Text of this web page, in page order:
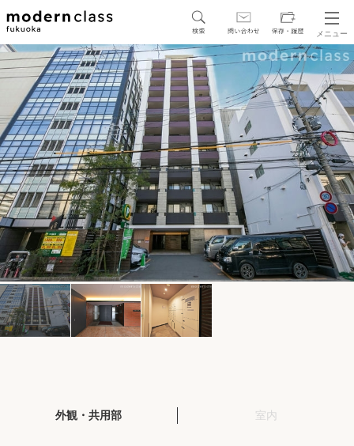
メニュー
SEARCH
地図から探す 駅・路線から探す
区から探す
人気エリアから探す
アクセスランキング
保存した検索条件
外観・共用部 室内